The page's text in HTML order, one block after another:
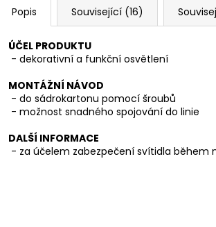
Popis Související (16)
ÚČEL PRODUKTU
- dekorativní a funkční osvětlení
MONTÁŽNÍ NÁVOD
- do sádrokartonu pomocí šroubů
- možnost snadného spojování do linie
DALŠÍ INFORMACE
- za účelem zabezpečení svítidla během